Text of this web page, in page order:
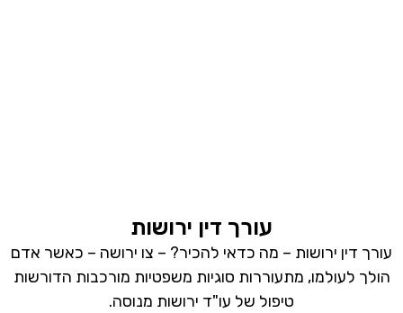
עורך דין ירושות
עורך דין ירושות – מה כדאי להכיר? – צו ירושה – כאשר אדם
הולך לעולמו, מתעוררות סוגיות משפטיות מורכבות הדורשות
טיפול של עו"ד ירושות מנוסה.